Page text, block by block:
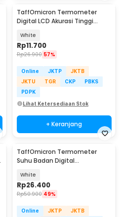
TaffOmicron Termometer
Digital LCD Akurasi Tinggi
White
Rp11.700
Rp26.900 57%
Online JKTP
JKTB
JKTU
TGR CKP
PBKS
PDPK
Lihat Ketersediaan Stok
+ Keranjang
TaffOmicron Termometer
Suhu Badan Digital
FTW01
White
Rp26.400
Rp50.900 49%
Online JKTP
JKTB